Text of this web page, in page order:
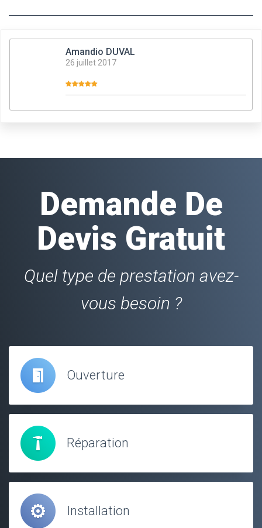
Amandio DUVAL
26 juillet 2017
Demande De
Devis Gratuit
Quel type de prestation avez-
vous besoin ?
Ouverture
Réparation
Installation